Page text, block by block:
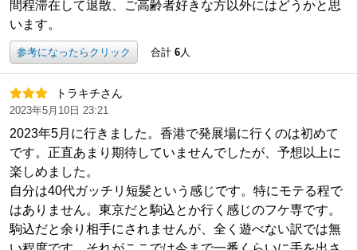
間程滞在して退散、ご高齢者好きな方以外にはどうかと思
います。
参考になったらクリック 合計 6人
トラキチさん
2023年5月10日 23:21
2023年5月に行きました。香港で発展場に行くのは初めて
です。正直あまり期待していませんでしたが、予想以上に
楽しめました。
自分は40代ガッチリ短髪という感じです。特にモテる程で
はありません。東京だと駒込とか行く感じのフケ専です。
駒込だと余り相手にされませんが、全く遊べない訳では無